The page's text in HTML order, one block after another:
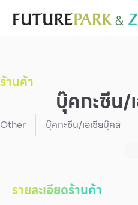
Cosmetic
Fashion
Food
Gold & Jewelry
ร้านค้า
บุ๊คกะซีน/
Other บุ๊คกะซีน/เอเซียบุ๊คส
รายละเอียดร้านค้า